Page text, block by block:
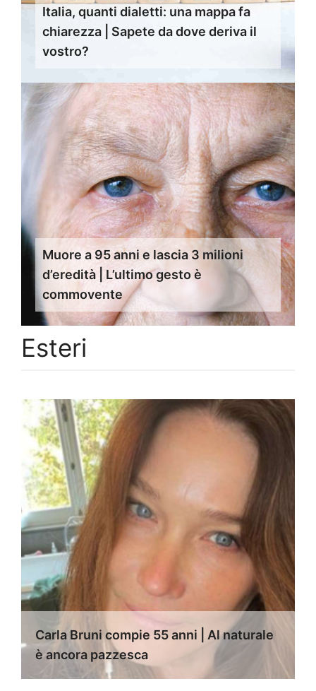
Italia, quanti dialetti: una mappa fa
chiarezza | Sapete da dove deriva il
vostro?
Muore a 95 anni e lascia 3 milioni
d’eredità | L’ultimo gesto è
commovente
Esteri
Carla Bruni compie 55 anni | Al naturale
è ancora pazzesca